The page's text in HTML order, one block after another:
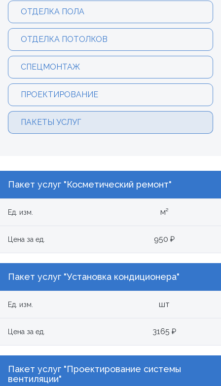
ОТДЕЛКА ПОЛА
ОТДЕЛКА ПОТОЛКОВ
СПЕЦМОНТАЖ
ПРОЕКТИРОВАНИЕ
ПАКЕТЫ УСЛУГ
Пакет услуг "Косметический ремонт"
Ед. изм. м²
Цена за ед. 950 ₽
Пакет услуг "Установка кондиционера"
Ед. изм. шт
Цена за ед. 3165 ₽
Пакет услуг "Проектирование системы
вентиляции"